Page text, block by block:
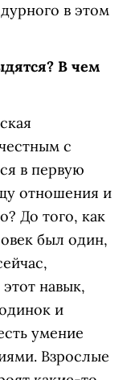
в этом
В чем
с
в первую
отношения и
До того, как
был один,
навык,
и
умение
Взрослые